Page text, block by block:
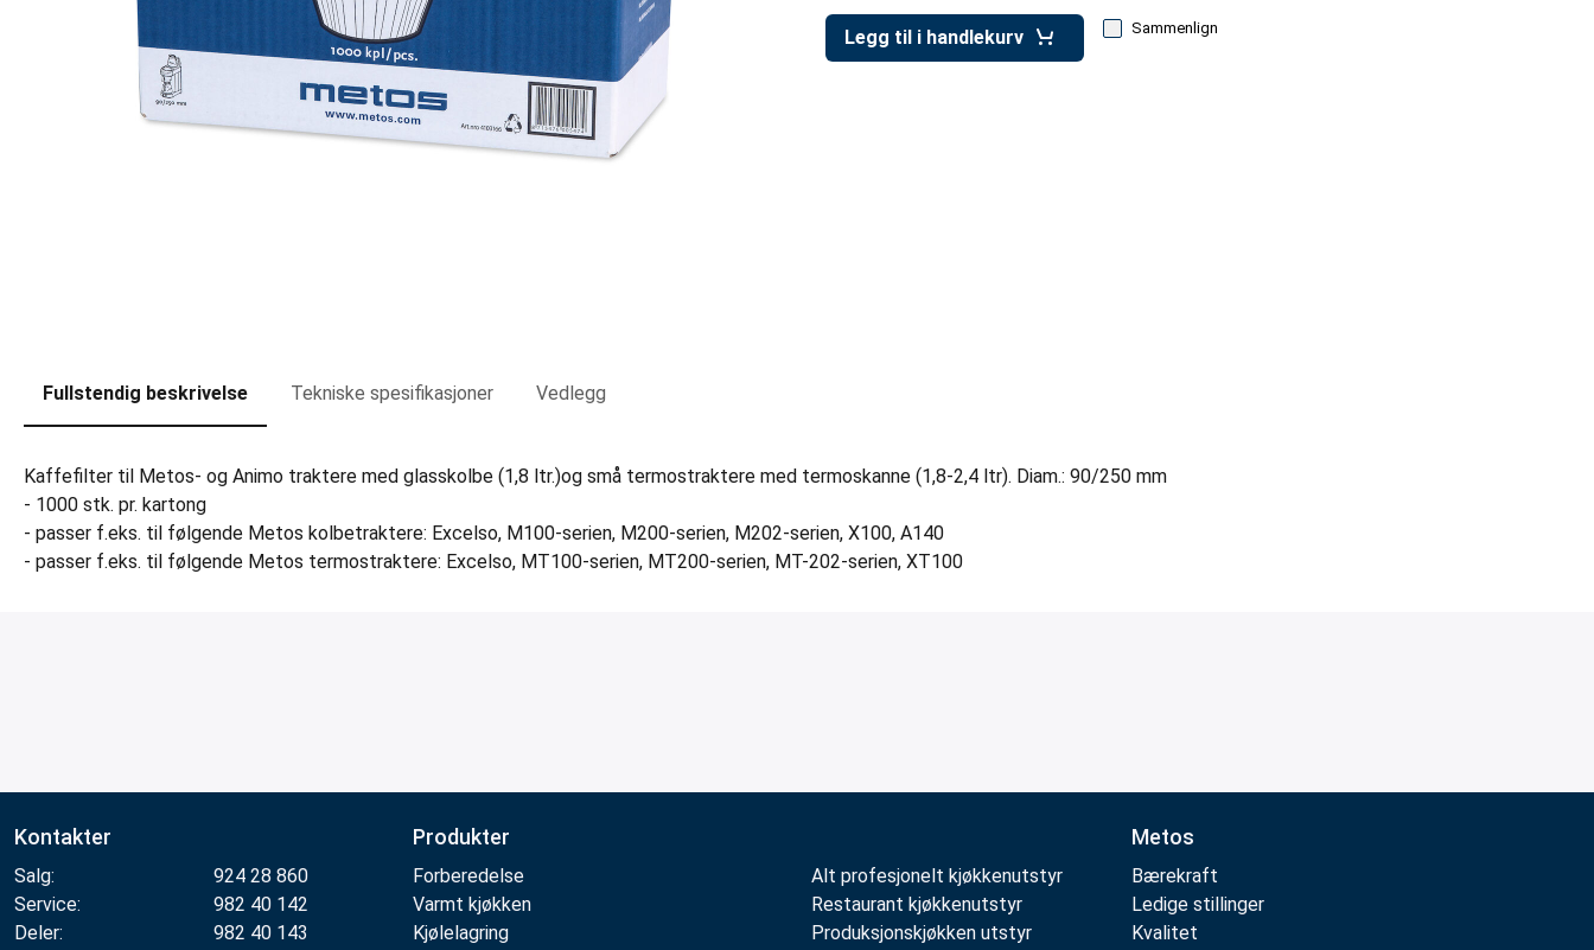
Legg til i handlekurv Sammenlign
Fullstendig beskrivelse Tekniske spesifikasjoner Vedlegg
Kaffefilter til Metos- og Animo traktere med glasskolbe (1,8 ltr.)og små termostraktere med termoskanne (1,8-2,4 ltr). Diam.: 90/250 mm
- 1000 stk. pr. kartong
- passer f.eks. til følgende Metos kolbetraktere: Excelso, M100-serien, M200-serien, M202-serien, X100, A140
- passer f.eks. til følgende Metos termostraktere: Excelso, MT100-serien, MT200-serien, MT-202-serien, XT100
Kontakter
Salg:
924 28 860
Service:
982 40 142
Deler:
982 40 143
Produkter
Forberedelse
Varmt kjøkken
Kjølelagring
Alt profesjonelt kjøkkenutstyr
Restaurant kjøkkenutstyr
Produksjonskjøkken utstyr
Metos
Bærekraft
Ledige stillinger
Kvalitet